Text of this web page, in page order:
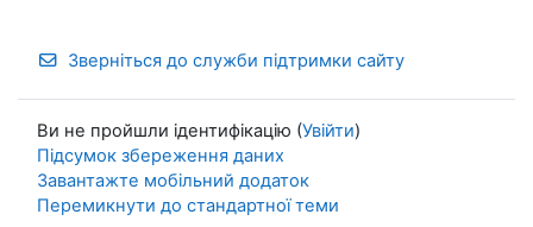
Зверніться до служби підтримки сайту
Ви не пройшли ідентифікацію (Увійти)
Підсумок збереження даних
Завантажте мобільний додаток
Перемикнути до стандартної теми